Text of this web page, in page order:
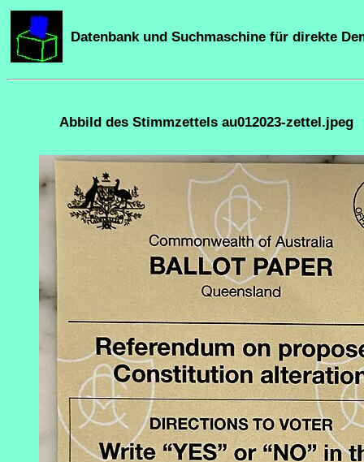
Datenbank und Suchmaschine für direkte
Abbild des Stimmzettels au012023-zettel.jpeg